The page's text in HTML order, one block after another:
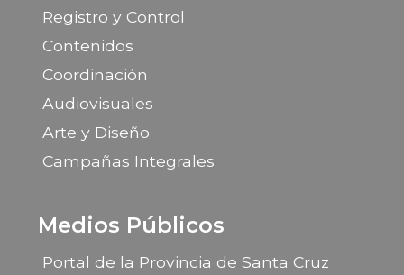
Registro y Control
Contenidos
Coordinación
Audiovisuales
Arte y Diseño
Campañas Integrales
Medios Públicos
Portal de la Provincia de Santa Cruz